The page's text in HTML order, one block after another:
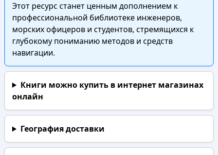
Этот ресурс станет ценным дополнением к
профессиональной библиотеке инженеров,
морских офицеров и студентов, стремящихся к
глубокому пониманию методов и средств
навигации.
Книги можно купить в интернет магазинах
онлайн
География доставки